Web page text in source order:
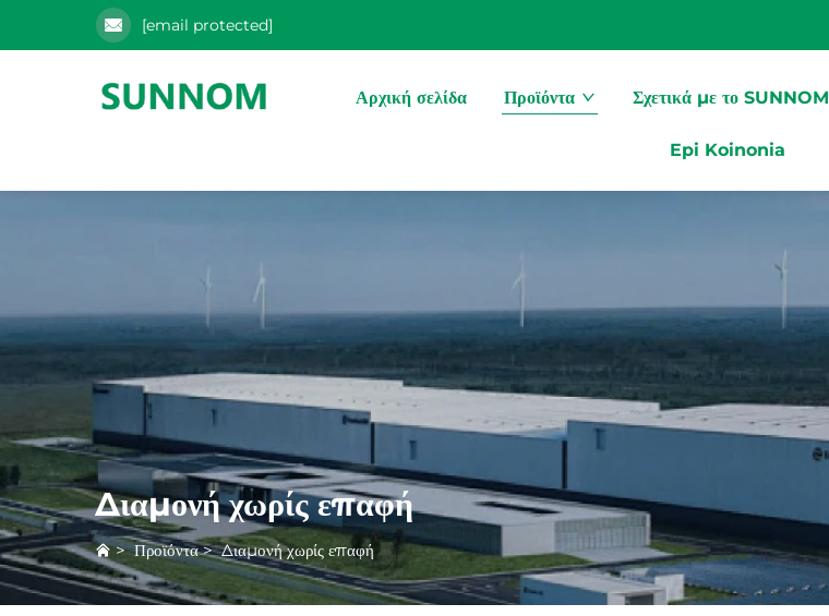
[email protected]
Αρχική σελίδα Προϊόντα Σχετικά με το SUNNOM
Epi Koinonia
Διαμονή χωρίς επαφή
>Προϊόντα>Διαμονή χωρίς επαφή